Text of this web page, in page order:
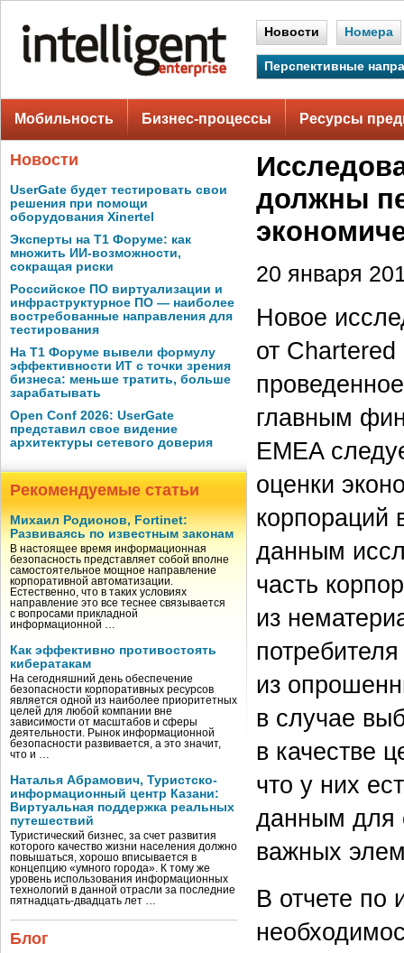
Новости Номера
Перспективные
Мобильность Бизнес-процессы Ресурсы
Новости
UserGate будет тестировать свои
решения при помощи
оборудования Xinertel
Эксперты на Т1 Форуме: как
множить ИИ-возможности,
сокращая риски
Российское ПО виртуализации и
инфраструктурное ПО — наиболее
востребованные направления для
тестирования
На Т1 Форуме вывели формулу
эффективности ИТ с точки зрения
бизнеса: меньше тратить, больше
зарабатывать
Open Conf 2026: UserGate
представил свое видение
архитектуры сетевого доверия
Рекомендуемые статьи
Михаил Родионов, Fortinet:
Развиваясь по известным законам
В настоящее время информационная
безопасность представляет собой вполне
самостоятельное мощное направление
корпоративной автоматизации.
Естественно, что в таких условиях
направление это все теснее связывается
с вопросами прикладной
информационной …
Как эффективно противостоять
кибератакам
На сегодняшний день обеспечение
безопасности корпоративных ресурсов
является одной из наиболее приоритетных
целей для любой компании вне
зависимости от масштабов и сферы
деятельности. Рынок информационной
безопасности развивается, а это значит,
что и …
Наталья Абрамович, Туристско-
информационный центр Казани:
Виртуальная поддержка реальных
путешествий
Туристический бизнес, за счет развития
которого качество жизни населения должно
повышаться, хорошо вписывается в
концепцию «умного города». К тому же
уровень использования информационных
технологий в данной отрасли за последние
пятнадцать-двадцать лет …
Блог
должны
20 января
Новое
от
главным
EMEA
оценки
корпораций
данным
часть
из
из
в случае
в качестве
что у них
данным для
важных
В отчете по